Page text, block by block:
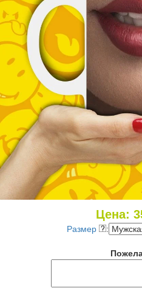
Цена:
Размер :